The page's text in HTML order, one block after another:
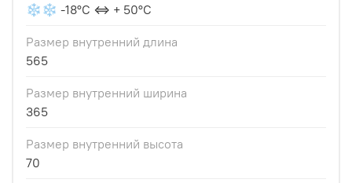
❄❄ -18°С ⇔ + 50°С
Размер внутренний длина
565
Размер внутренний ширина
365
Размер внутренний высота
70